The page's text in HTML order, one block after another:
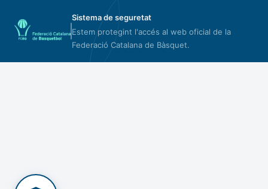
Sistema de seguretat
Estem protegint l'accés al web oficial de la
Federació Catalana de Bàsquet.